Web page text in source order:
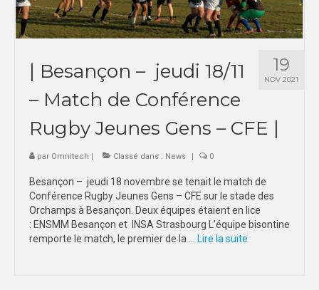
19
NOV 2021
| Besançon – jeudi 18/11
– Match de Conférence
Rugby Jeunes Gens – CFE |
par Omnitech | Classé dans : News | 0
Besançon – jeudi 18 novembre se tenait le match de
Conférence Rugby Jeunes Gens – CFE sur le stade des
Orchamps à Besançon. Deux équipes étaient en lice
: ENSMM Besançon et INSA Strasbourg L’équipe bisontine
remporte le match, le premier de la …
Lire la suite­­